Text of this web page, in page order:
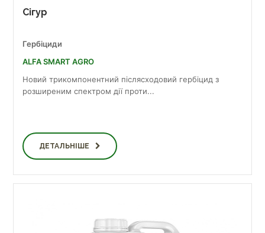
Сігур
Гербіциди
ALFA SMART AGRO
Новий трикомпонентний післясходовий гербіцид з
розширеним спектром дії проти...
ДЕТАЛЬНІШЕ